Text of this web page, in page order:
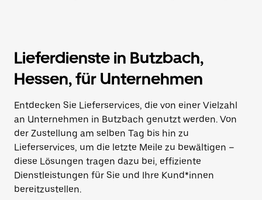
Lieferdienste in Butzbach,
Hessen, für Unternehmen
Entdecken Sie Lieferservices, die von einer Vielzahl
an Unternehmen in Butzbach genutzt werden. Von
der Zustellung am selben Tag bis hin zu
Lieferservices, um die letzte Meile zu bewältigen –
diese Lösungen tragen dazu bei, effiziente
Dienstleistungen für Sie und Ihre Kund*innen
bereitzustellen.